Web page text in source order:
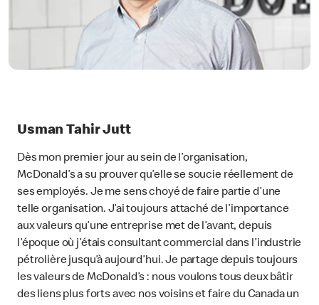
Usman Tahir Jutt
Dès mon premier jour au sein de l’organisation,
McDonald’s a su prouver qu’elle se soucie réellement de
ses employés. Je me sens choyé de faire partie d’une
telle organisation. J’ai toujours attaché de l’importance
aux valeurs qu’une entreprise met de l’avant, depuis
l’époque où j’étais consultant commercial dans l’industrie
pétrolière jusqu’à aujourd’hui. Je partage depuis toujours
les valeurs de McDonald’s : nous voulons tous deux bâtir
des liens plus forts avec nos voisins et faire du Canada un